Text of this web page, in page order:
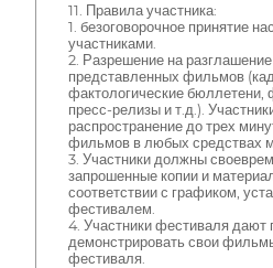
11. Правила участника:
1. безоговорочное принятие
участниками.
2. Разрешение на
представленных фильмов
фактологические бюллетени,
пресс-релизы и т.д.).
распространение до трех
фильмов в любых средствах
3. Участники должны
запрошенные копии и
соответствии с графиком,
фестивалем.
4. Участники фестиваля дают
демонстрировать свои
фестиваля.